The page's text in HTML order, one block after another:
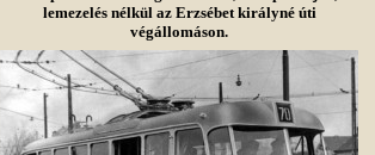
lemezelés nélkül az Erzsébet királyné úti
végállomáson.